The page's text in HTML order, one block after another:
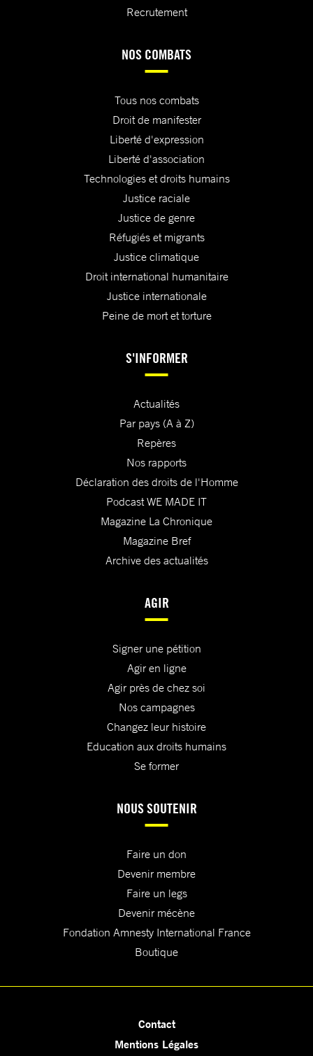
Recrutement
NOS COMBATS
Tous nos combats
Droit de manifester
Liberté d'expression
Liberté d'association
Technologies et droits humains
Justice raciale
Justice de genre
Réfugiés et migrants
Justice climatique
Droit international humanitaire
Justice internationale
Peine de mort et torture
S'INFORMER
Actualités
Par pays (A à Z)
Repères
Nos rapports
Déclaration des droits de l'Homme
Podcast WE MADE IT
Magazine La Chronique
Magazine Bref
Archive des actualités
AGIR
Signer une pétition
Agir en ligne
Agir près de chez soi
Nos campagnes
Changez leur histoire
Education aux droits humains
Se former
NOUS SOUTENIR
Faire un don
Devenir membre
Faire un legs
Devenir mécène
Fondation Amnesty International France
Boutique
Contact
Mentions Légales